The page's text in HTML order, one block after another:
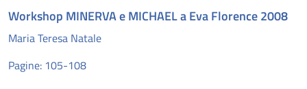
Workshop MINERVA e MICHAEL a Eva Florence 2008
Maria Teresa Natale
Pagine: 105-108